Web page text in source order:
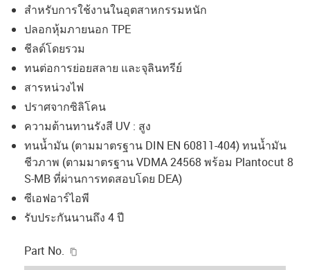
สำหรับการใช้งานในอุตสาหกรรมหนัก
ปลอกหุ้มภายนอก TPE
ชีลด์โดยรวม
ทนต่อการย่อยสลาย และจุลินทรีย์
สารหน่วงไฟ
ปราศจากซิลิโคน
ความต้านทานรังสี UV : สูง
ทนน้ำมัน (ตามมาตรฐาน DIN EN 60811-404) ทนน้ำมัน
ชีวภาพ (ตามมาตรฐาน VDMA 24568 พร้อม Plantocut 8
S-MB ที่ผ่านการทดสอบโดย DEA)
ซีเอฟอาร์ไอพี
รับประกันนานถึง 4 ปี
Part No.